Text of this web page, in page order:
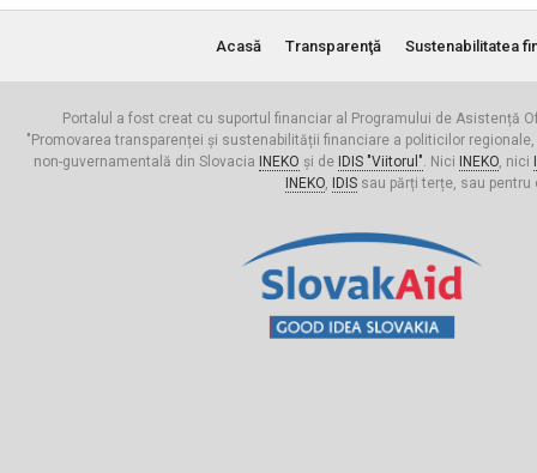
Acasă Transparenţă Sustenabilitatea
Portalul a fost creat cu suportul financiar al Programului de Asistență
"Promovarea transparenței și sustenabilității financiare a politicilor
non-guvernamentală din Slovacia
INEKO și de IDIS "Viitorul". Nici INEKO, nici
INEKO, IDISsau părți terțe, sau pentru